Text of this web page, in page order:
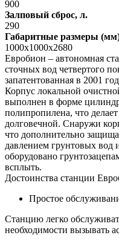
900
Залповый сброс, л.
290
Габаритные размеры
1000x1000x2680
Евробион – автономная
сточных вод четвертого
запатентованная в 2001
Корпус локальной
выполнен в форме
полипропилена, что
долговечной. Снаружи
что дополнительно
давлением грунтовых вод
оборудовано
всплыть.
Достоинства станции
Простое
Станцию легко
необходимости вызывать